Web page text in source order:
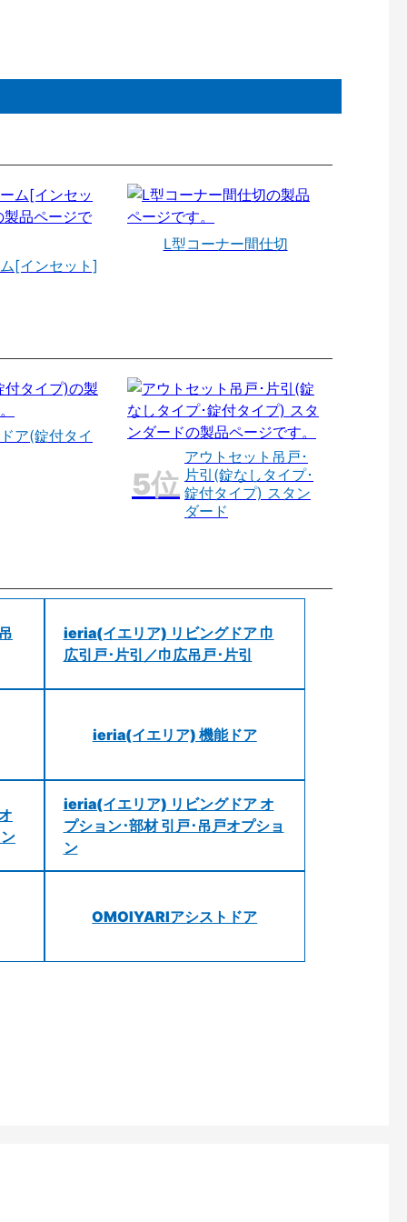
[インセット]
L型コーナー間仕切
ア(錠付タイ
アウトセット吊戸･
片引(錠なしタイプ･
錠付タイプ) スタン
ダード
ieria(イエリア) リビングドア 巾
広引戸･片引／巾広吊戸･片引
ieria(イエリア) 機能ドア
ieria(イエリア) リビングドア オ
プション･部材 引戸･吊戸オプショ
ン
OMOIYARIアシストドア